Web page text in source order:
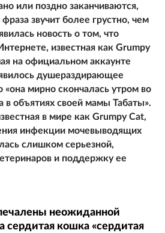
или поздно заканчиваются,
звучит более грустно, чем
новость о том, что
известная как Grumpy
на официальном аккаунте
душераздирающее
мирно скончалась утром во
в объятиях своей мамы Табаты».
в мире как Grumpy Cat,
инфекции мочевыводящих
слишком серьезной,
и поддержку ее
неожиданной
сердитая кошка «сердитая